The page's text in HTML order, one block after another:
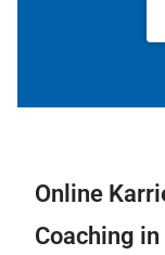
Online
Coaching